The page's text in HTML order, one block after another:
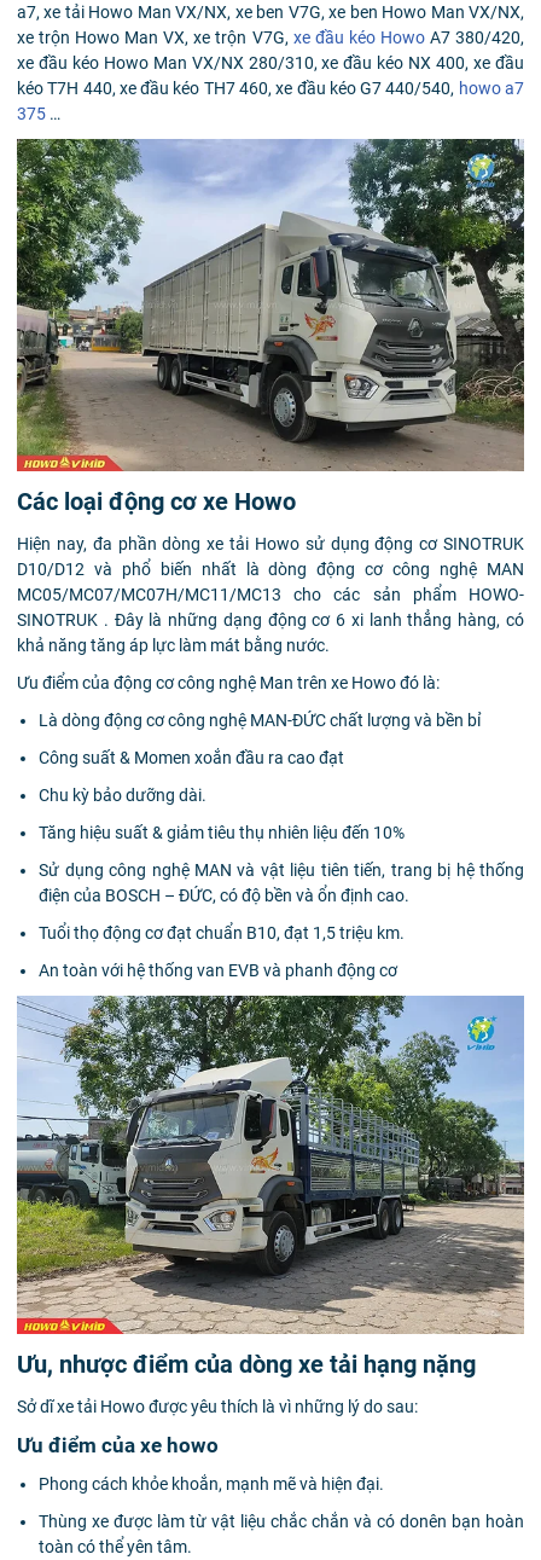
a7, xe tải Howo Man VX/NX, xe ben V7G, xe ben Howo Man VX/NX,
xe trộn Howo Man VX, xe trộn V7G, xe đầu kéo HowoA7 380/420,
xe đầu kéo Howo Man VX/NX 280/310, xe đầu kéo NX 400, xe đầu
kéo T7H 440, xe đầu kéo TH7 460, xe đầu kéo G7 440/540, howo a7
375 …
Các loại động cơ xe Howo
Hiện nay, đa phần dòng xe tải Howo sử dụng động cơ SINOTRUK
D10/D12 và phổ biến nhất là dòng động cơ công nghệ MAN
MC05/MC07/MC07H/MC11/MC13 cho các sản phẩm HOWO-
SINOTRUK . Đây là những dạng động cơ 6 xi lanh thẳng hàng, có
khả năng tăng áp lực làm mát bằng nước.
Ưu điểm của động cơ công nghệ Man trên xe Howo đó là:
Là dòng động cơ công nghệ MAN-ĐỨC chất lượng và bền bỉ
Công suất & Momen xoắn đầu ra cao đạt
Chu kỳ bảo dưỡng dài.
Tăng hiệu suất & giảm tiêu thụ nhiên liệu đến 10%
Sử dụng công nghệ MAN và vật liệu tiên tiến, trang bị hệ thống
điện của BOSCH – ĐỨC, có độ bền và ổn định cao.
Tuổi thọ động cơ đạt chuẩn B10, đạt 1,5 triệu km.
An toàn với hệ thống van EVB và phanh động cơ
Ưu, nhược điểm của dòng xe tải hạng nặng
Sở dĩ xe tải Howo được yêu thích là vì những lý do sau:
Ưu điểm của xe howo
Phong cách khỏe khoắn, mạnh mẽ và hiện đại.
Thùng xe được làm từ vật liệu chắc chắn và có donên bạn hoàn
toàn có thể yên tâm.